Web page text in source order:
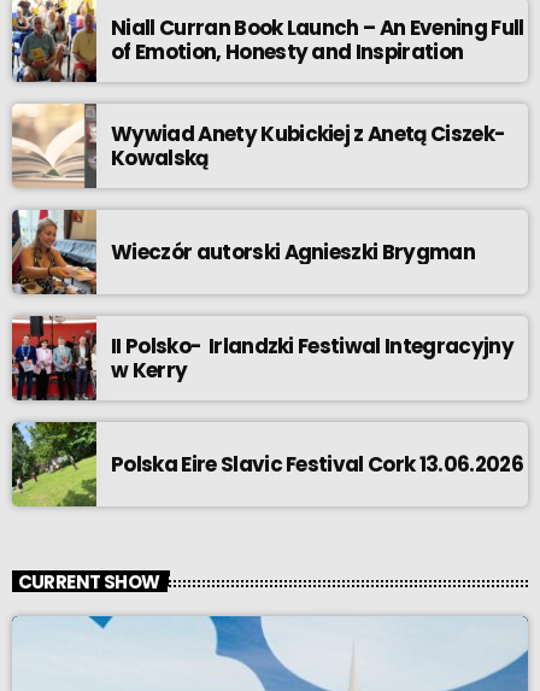
Niall Curran Book Launch – An Evening Full
of Emotion, Honesty and Inspiration
Wywiad Anety Kubickiej z Anetą Ciszek-
Kowalską
Wieczór autorski Agnieszki Brygman
II Polsko- Irlandzki Festiwal Integracyjny
w Kerry
Polska Eire Slavic Festival Cork 13.06.2026
CURRENT SHOW